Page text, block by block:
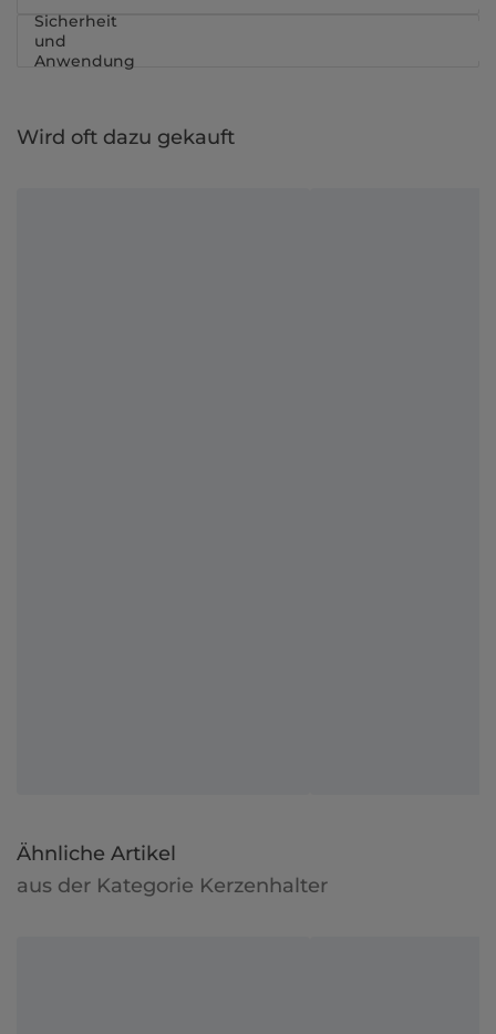
Sicherheit
und
Anwendung
Wird oft dazu gekauft
Ähnliche Artikel
aus der Kategorie Kerzenhalter